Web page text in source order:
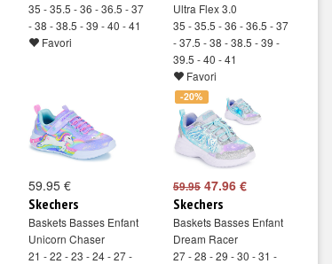
35 - 35.5 - 36 - 36.5 - 37
- 38 - 38.5 - 39 - 40 - 41
Favori
Ultra Flex 3.0
35 - 35.5 - 36 - 36.5 - 37
- 37.5 - 38 - 38.5 - 39 -
39.5 - 40 - 41
Favori
59.95 €
Skechers
Baskets Basses Enfant
Unicorn Chaser
21 - 22 - 23 - 24 - 27 -
-20%
59.95 47.96 €
Skechers
Baskets Basses Enfant
Dream Racer
27 - 28 - 29 - 30 - 31 -